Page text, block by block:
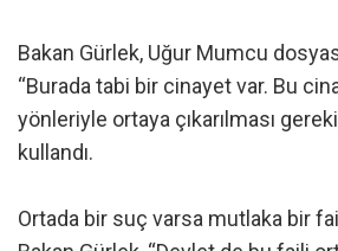
Bakan Gürlek, Uğur Mumcu
“Burada tabi bir cinayet var. Bu
yönleriyle ortaya çıkarılması
kullandı.
Ortada bir suç varsa mutlaka bir